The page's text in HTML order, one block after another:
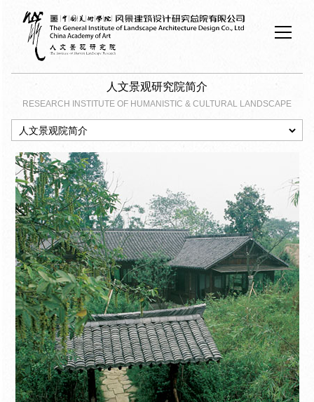
人文景观研究院简介
RESEARCH INSTITUTE OF HUMANISTIC & CULTURAL LANDSCAPE